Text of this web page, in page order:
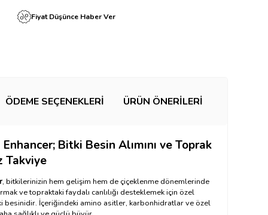
Fiyat Düşünce Haber Ver
ÖDEME SEÇENEKLERI ÜRÜN ÖNERILERI
Bitki Besin Alımını ve Toprak
Takviye
, bitkilerinizin hem gelişim hem de çiçeklenme dönemlerinde
ve topraktaki faydalı canlılığı desteklemek için özel
besinidir. İçeriğindeki amino asitler, karbonhidratlar ve özel